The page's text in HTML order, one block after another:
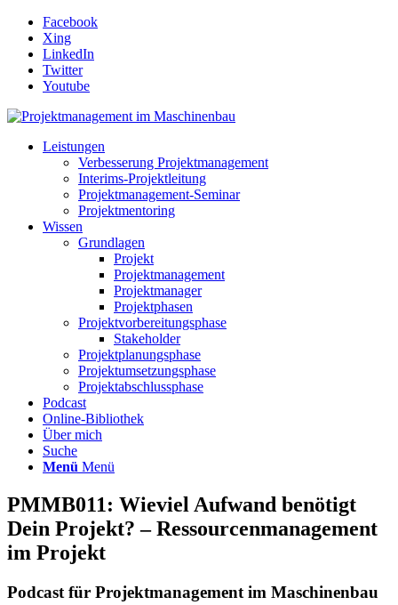
Facebook
Xing
LinkedIn
Twitter
Youtube
Leistungen
Verbesserung Projektmanagement
Interims-Projektleitung
Projektmanagement-Seminar
Projektmentoring
Wissen
Grundlagen
Projekt
Projektmanagement
Projektmanager
Projektphasen
Projektvorbereitungsphase
Stakeholder
Projektplanungsphase
Projektumsetzungsphase
Projektabschlussphase
Podcast
Online-Bibliothek
Über mich
Suche
Menü Menü
PMMB011: Wieviel Aufwand benötigt
Dein Projekt? – Ressourcenmanagement
im Projekt
Podcast für Projektmanagement im Maschinenbau